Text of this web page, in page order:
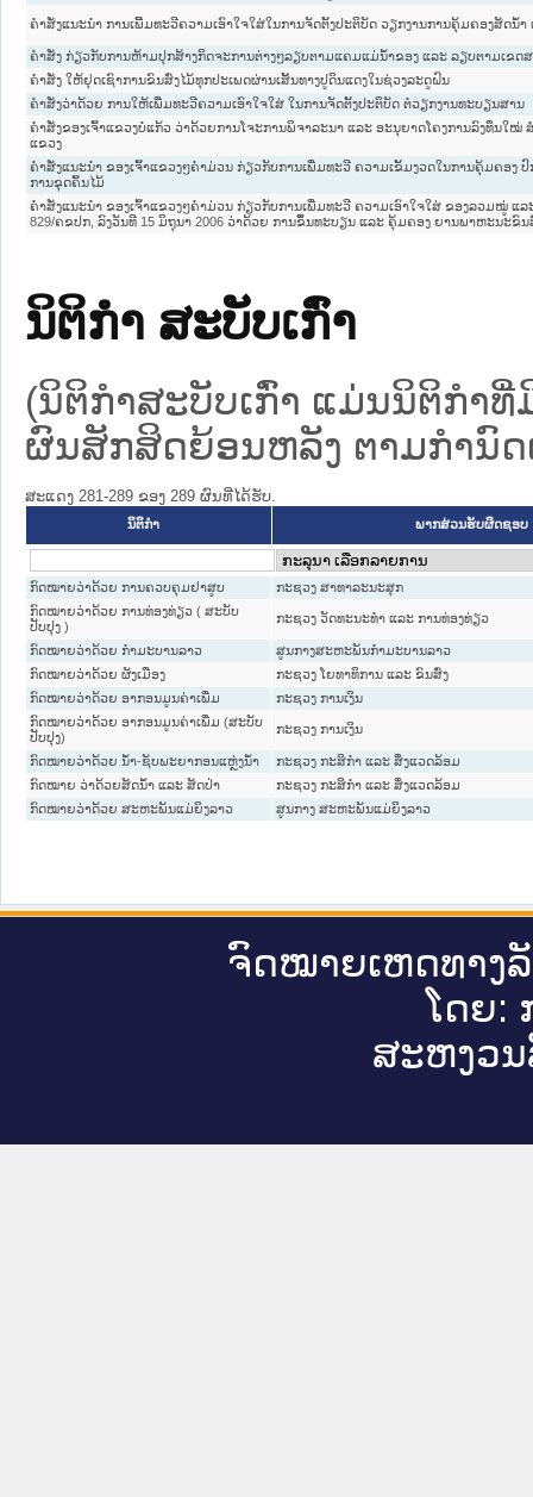
ຄຳສັ່ງແນະນຳ ການເພີ້ມທະວີຄວາມເອົາໃຈໃສ່ໃນການຈັດຕັ້ງປະຕິບັດ ວຽກງານການຄຸ້ມຄອງສັດນ້
ຄຳສັ່ງ ກ່ຽວກັບການຫ້າມປຸກສ້າງກິດຈະການຕ່າງໆລຽບຕາມແຄມແມ່ນ້ຳຂອງ ແລະ ລຽບຕາມເຂດສ
ຄຳສັ່ງ ໃຫ້ຢຸດເຊົາການຂົນສົ່ງໄມ້ທຸກປະເພດຜ່ານເສັ້ນທາງປູດິນແດງໃນຊ່ວງລະດູຝົນ
ຄຳສັ່ງວ່າດ້ວຍ ການໃຫ້ເພີ່ມທະວີຄວາມເອົາໃຈໃສ່ ໃນການຈັດຕັ້ງປະຕິບັດ ຕໍ່ວຽກງານທະບຽນສານ
ຄຳສັ່ງຂອງເຈົ້າແຂວງບໍ່ແກ້ວ ວ່າດ້ວຍການໂຈະການພິຈາລະນາ ແລະ ອະນຸຍາດໂຄງການລົງທຶນໃ
ແຂວງ
ຄໍາສັ່ງແນະນໍາ ຂອງເຈົ້າແຂວງໆຄໍາມ່ວນ ກ່ຽວກັບການເພີ່ມທະວີ ຄວາມເຂັ້ມງວດໃນການຄຸ້ມຄອງ
ການຂຸດຄົ້ນໄມ້
ຄໍາສັ່ງແນະນໍາ ຂອງເຈົ້າແຂວງໆຄໍາມ່ວນ ກ່ຽວກັບການເພີ່ມທະວີ ຄວາມເອົາໃຈໃສ່ ຂອງລວມໝູ່ ແ
829/ຄຂປກ, ລົງວັນທີ 15 ມິຖຸນາ 2006 ວ່າດ້ວຍ ການຂຶ້ນທະບຽນ ແລະ ຄຸ້ມຄອງ ຍານພາຫະນະຂົນ
ນິຕິກໍາ ສະບັບເກົ່າ
(ນິຕິກໍາສະບັບເກົ່າ ແມ່ນນິຕິກໍາ
ຜົນສັກສິດຍ້ອນຫລັງ ຕາມກໍານົດ
ສະແດງ 281-289 ຂອງ 289 ຜົນທີ່ໄດ້ຮັບ.
ນິຕິກໍາ ພາກສ່ວນຮັບຜິດຊອບ
ກົດໝາຍວ່າດ້ວຍ ການຄວບຄຸມຢາສູບ
ກະຊວງ ສາທາລະນະສຸກ
ກົດໝາຍວ່າດ້ວຍ ການທ່ອງທ່ຽວ ( ສະບັບ
ປັບປຸງ )
ກະຊວງ ວັດທະນະທຳ ແລະ ການທ່ອງທ່ຽວ
ກົດໝາຍວ່າດ້ວຍ ກຳມະບານລາວ
ສູນກາງສະຫະພັນກຳມະບານລາວ
ກົດ​ໝາຍ​ວ່າ​ດ້ວຍ ຜັງເມືອງ
ກະຊວງ ໂຍທາທິການ ແລະ ຂົນສົ່ງ
ກົດໝາຍວ່າດ້ວຍ ອາກອນມູນຄ່າເພີ່ມ
ກະຊວງ ການເງິນ
ກົດໝາຍວ່າດ້ວຍ ອາກອນມູນຄ່າເພີ່ມ (ສະບັບ
ປັບປຸງ)
ກະຊວງ ການເງິນ
ກົດໝາຍວ່າດ້ວຍ ນ້ຳ-ຊັບພະຍາກອນແຫຼ່ງນ້ຳ
ກະຊວງ ກະສິກຳ ແລະ ສິ່ງແວດລ້ອມ
ກົດໝາຍ ວ່າດ້ວຍສັດນ້ຳ ແລະ ສັດປ່າ
ກະຊວງ ກະສິກຳ ແລະ ສິ່ງແວດລ້ອມ
ກົດໝາຍວ່າດ້ວຍ ສະຫະພັນແມ່ຍິງລາວ
ສູນກາງ ສະຫະພັນແມ່ຍິງລາວ
ຈົດ​ໝາຍ​ເຫດ​ທາງ​
ໂດຍ:
ສະ​ຫງວນ​